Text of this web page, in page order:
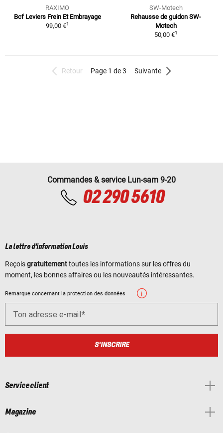
RAXIMO
Bcf Leviers Frein Et Embrayage
99,00 €1
SW-Motech
Rehausse de guidon SW-
Motech
50,00 €1
Retour Page 1 de 3 Suivante
Commandes & service Lun-sam 9-20
02 290 5610
La lettre d'information Louis
Reçoisgratuitementtoutes les informations sur les offres du
moment, les bonnes affaires ou les nouveautés intéressantes.
Remarque concernant la protection des données
Ton adresse e-mail
S'INSCRIRE
Service client
Magazine